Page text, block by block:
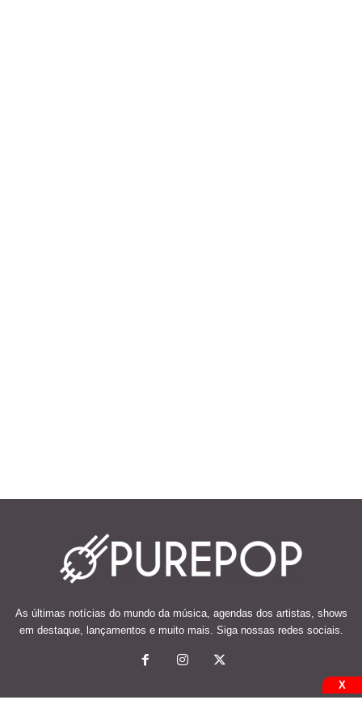
As últimas notícias do mundo da música, agendas dos artistas, shows
em destaque, lançamentos e muito mais. Siga nossas redes sociais.
X